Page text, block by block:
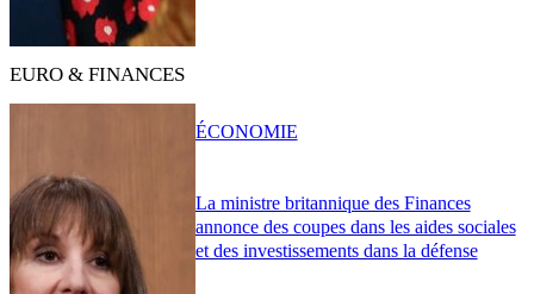
EURO & FINANCES
La ministre britannique des Finances
annonce des coupes dans les aides sociales
et des investissements dans la défense
ÉCONOMIE